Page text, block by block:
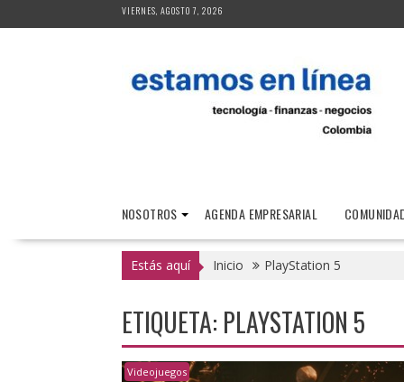
al
VIERNES, AGOSTO 7, 2026
NOSOTROS AGENDA EMPRESARIAL
Estás aquí Inicio PlayStation 5
ETIQUETA: PLAYSTATION 5
Videojuegos